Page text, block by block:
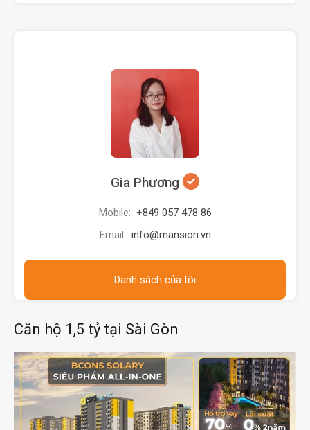
Gia Phương
Mobile: +849 057 478 86
Email: info@mansion.vn
Danh sách của tôi
Căn hộ 1,5 tỷ tại Sài Gòn